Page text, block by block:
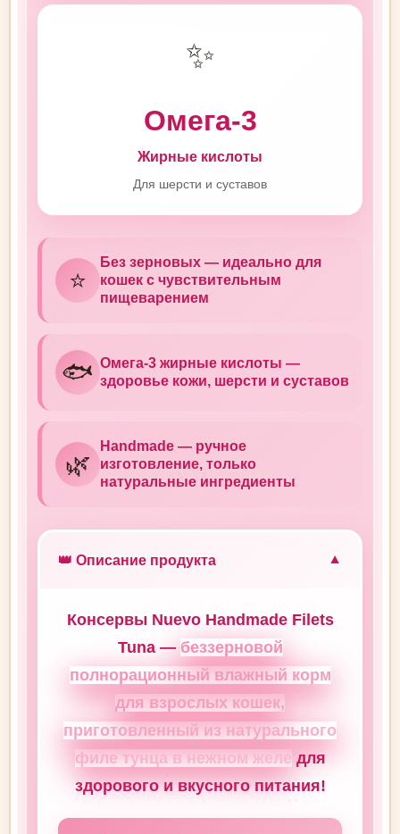
✨
Омега-3
Жирные кислоты
Для шерсти и суставов
⭐
Без зерновых — идеально для
кошек с чувствительным
пищеварением
🐟 Омега-3 жирные кислоты —
здоровье кожи, шерсти и суставов
🌿
Handmade — ручное
изготовление, только
натуральные ингредиенты
👑 Описание продукта ▼
Консервы Nuevo Handmade Filets
Tuna — беззерновой
полнорационный влажный корм
для взрослых кошек,
приготовленный из натурального
филе тунца в нежном желедля
здорового и вкусного питания!